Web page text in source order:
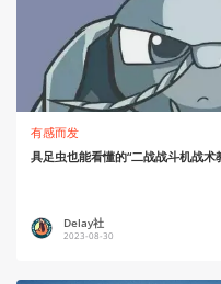
有感而发
具足虫也能看懂的“二战战斗机战术
Delay社
2023-08-30